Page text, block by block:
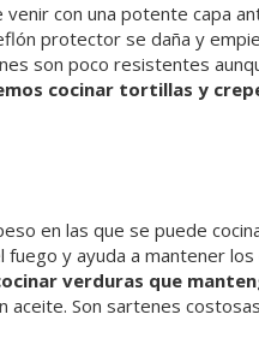
venir con una potente capa
protector se daña y
son poco resistentes
cocinar tortillas y
en las que se puede
y ayuda a mantener
verduras que
Son sartenes